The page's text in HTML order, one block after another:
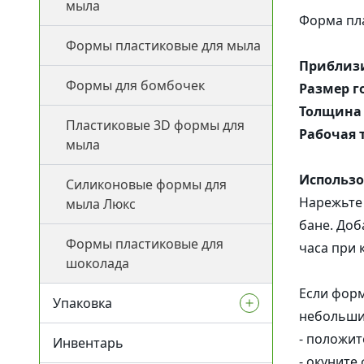
Для поврежденной кожи
Купероз
Для волос
Для детей
Для кожи век
Для губ
Антиполюшн - защита в
городе
После бритья
Эмульгаторы
Ламеллярные эмульгаторы
Прямые эмульгаторы
Обратные эмульгаторы
Со-Эмульгаторы
Гелеобразователи и
загустители
Воски и загустители для
масел
Загустители для ПАВ
Гелеобразователи
ПАВы, Со-ПАВы,
солюбилизаторы
Консерванты
Экстракты
Жидкие экстракты (ВСГ)
Масляные экстракты
СО2 экстракты
Кислоты
Пилинги
Регуляторы кислотности
Силиконы и эмоленты
УФ-защита
Скрабы
Сухоцветы и пряности
мыла
Формы пластиковые для мыла
Формы для бомбочек
Пластиковые 3D формы для
мыла
Силиконовые формы для
мыла Люкс
Формы пластиковые для
шоколада
Упаковка
Ленты и бечевка
Инвентарь
Форма
Размер
Толщина
Рабочая
бане.
часа при
Если
-